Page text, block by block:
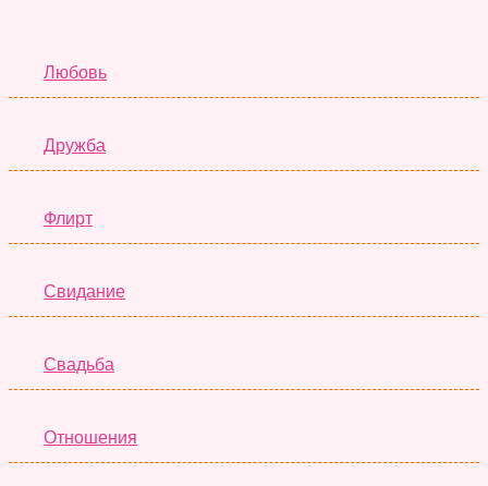
Любовь
Дружба
Флирт
Свидание
Свадьба
Отношения